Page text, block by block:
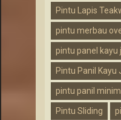
Pintu Lapis
pintu merbau
pintu panel kayu
Pintu Panil Kayu
pintu panil
Pintu Sliding